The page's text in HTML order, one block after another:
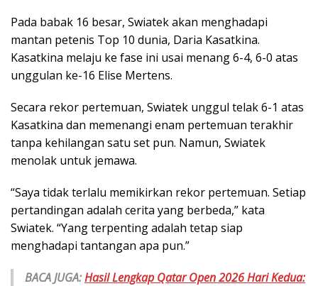
Pada babak 16 besar, Swiatek akan menghadapi
mantan petenis Top 10 dunia, Daria Kasatkina.
Kasatkina melaju ke fase ini usai menang 6-4, 6-0 atas
unggulan ke-16 Elise Mertens.
Secara rekor pertemuan, Swiatek unggul telak 6-1 atas
Kasatkina dan memenangi enam pertemuan terakhir
tanpa kehilangan satu set pun. Namun, Swiatek
menolak untuk jemawa.
“Saya tidak terlalu memikirkan rekor pertemuan. Setiap
pertandingan adalah cerita yang berbeda,” kata
Swiatek. “Yang terpenting adalah tetap siap
menghadapi tantangan apa pun.”
BACA JUGA:Hasil Lengkap Qatar Open 2026 Hari Kedua: